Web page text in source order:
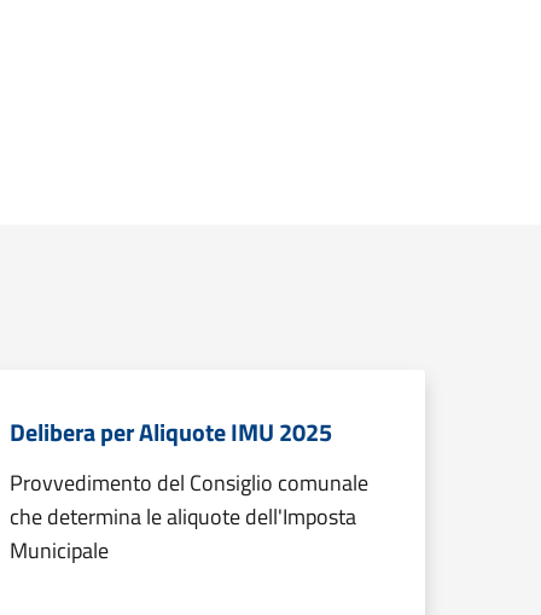
Delibera per Aliquote IMU 2025
Provvedimento del Consiglio comunale
che determina le aliquote dell'Imposta
Municipale